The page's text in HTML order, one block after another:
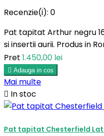
Recenzie(i): 0
Pat tapitat Arthur negru
si insertii aurii. Produs in
Pret 1.450,00 lei
 Adauga in cos
Mai multe
 In stoc
Pat tapitat Chesterfield